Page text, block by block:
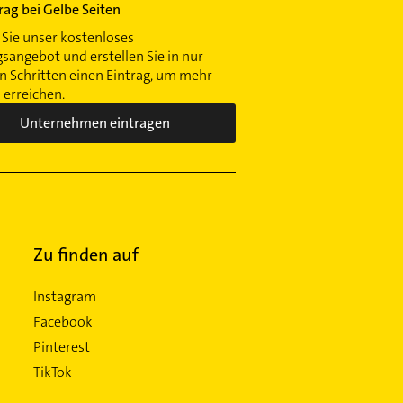
bei Gelbe Seiten
unser kostenloses
und erstellen Sie in nur
Schritten einen Eintrag, um mehr
erreichen.
Unternehmen eintragen
Zu finden auf
Instagram
Facebook
Pinterest
TikTok